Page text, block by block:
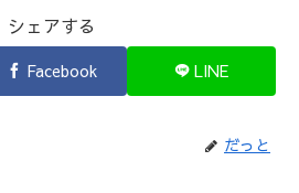
シェアする
Facebook LINE
だっと